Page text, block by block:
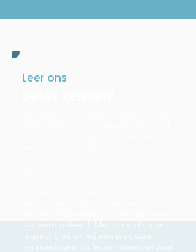
Leer ons
dat werd geleefd. Met toewijding en
respect creëren wij een plek waar
herinneringen tot leven komen en waar